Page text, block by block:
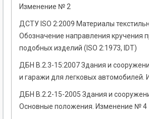
Изменение № 2
ДСТУ ISO 2:2009 Материалы
Обозначение направления кручения
подобных изделий (ISO 2:1973, IDT)
ДБН В.2.3-15:2007 Здания и
и гаражи для легковых автомобилей.
ДБН В.2.2-15-2005 Здания и
Основные положения. Изменение № 4